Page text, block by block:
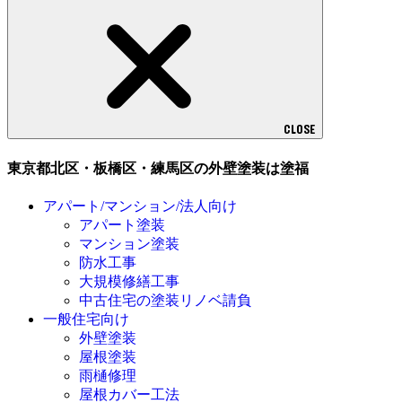
CLOSE
東京都北区・板橋区・練馬区の外壁塗装は塗福
アパート/マンション/法人向け
アパート塗装
マンション塗装
防水工事
大規模修繕工事
中古住宅の塗装リノベ請負
一般住宅向け
外壁塗装
屋根塗装
雨樋修理
屋根カバー工法